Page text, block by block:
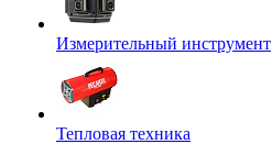
Измерительный инструмент
Тепловая техника